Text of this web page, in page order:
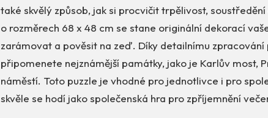
také skvělý způsob, jak si procvičit trpělivost,
o rozměrech 68 x 48 cm se stane originální dekorací
zarámovat a pověsit na zeď. Díky detailnímu
připomenete nejznámější památky, jako je Karlův most,
náměstí. Toto puzzle je vhodné pro jednotlivce i pro
skvěle se hodí jako společenská hra pro zpříjemnění